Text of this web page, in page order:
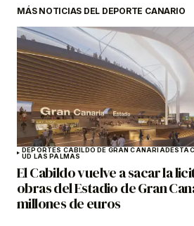
MÁS NOTICIAS DEL DEPORTE CANARIO
DEPORTES CABILDO DE GRAN CANARIA
UD LAS PALMAS
El Cabildo vuelve a sacar la
obras del Estadio de Gran
millones de euros